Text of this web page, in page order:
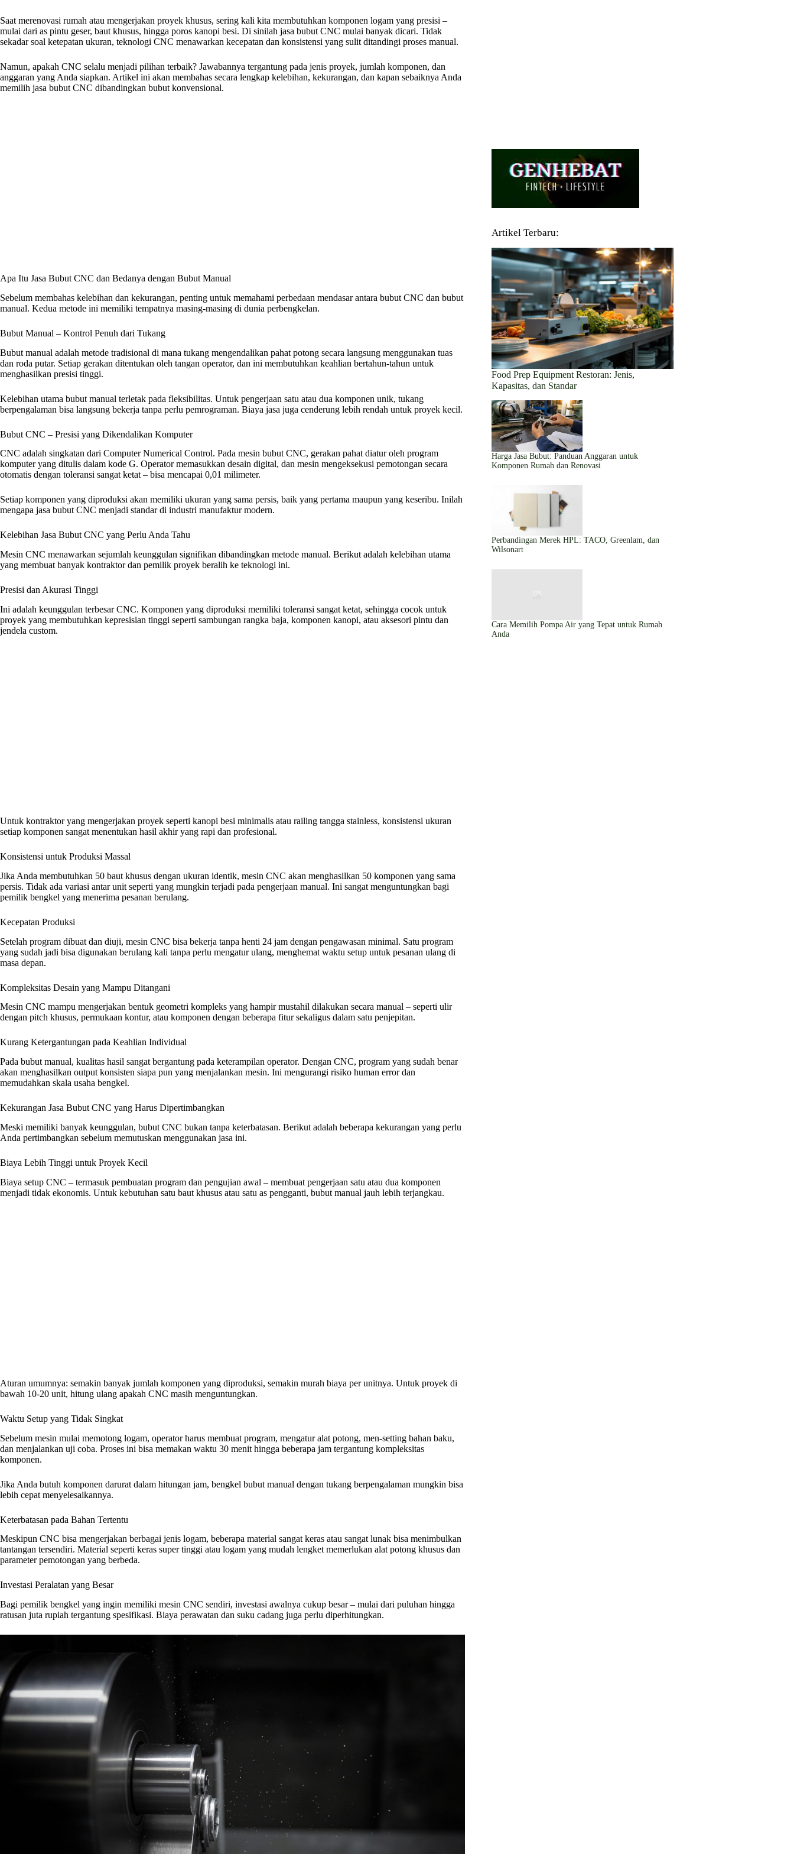
Saat merenovasi rumah atau mengerjakan proyek khusus, sering kali kita membutuhkan komponen logam yang presisi –
mulai dari as pintu geser, baut khusus, hingga poros kanopi besi. Di sinilah jasa bubut CNC mulai banyak dicari. Tidak
sekadar soal ketepatan ukuran, teknologi CNC menawarkan kecepatan dan konsistensi yang sulit ditandingi proses manual.
Namun, apakah CNC selalu menjadi pilihan terbaik? Jawabannya tergantung pada jenis proyek, jumlah komponen, dan
anggaran yang Anda siapkan. Artikel ini akan membahas secara lengkap kelebihan, kekurangan, dan kapan sebaiknya Anda
memilih jasa bubut CNC dibandingkan bubut konvensional.
Apa Itu Jasa Bubut CNC dan Bedanya dengan Bubut Manual
Sebelum membahas kelebihan dan kekurangan, penting untuk memahami perbedaan mendasar antara bubut CNC dan bubut
manual. Kedua metode ini memiliki tempatnya masing-masing di dunia perbengkelan.
Bubut Manual – Kontrol Penuh dari Tukang
Bubut manual adalah metode tradisional di mana tukang mengendalikan pahat potong secara langsung menggunakan tuas
dan roda putar. Setiap gerakan ditentukan oleh tangan operator, dan ini membutuhkan keahlian bertahun-tahun untuk
menghasilkan presisi tinggi.
Kelebihan utama bubut manual terletak pada fleksibilitas. Untuk pengerjaan satu atau dua komponen unik, tukang
berpengalaman bisa langsung bekerja tanpa perlu pemrograman. Biaya jasa juga cenderung lebih rendah untuk proyek kecil.
Bubut CNC – Presisi yang Dikendalikan Komputer
CNC adalah singkatan dari Computer Numerical Control. Pada mesin bubut CNC, gerakan pahat diatur oleh program
komputer yang ditulis dalam kode G. Operator memasukkan desain digital, dan mesin mengeksekusi pemotongan secara
otomatis dengan toleransi sangat ketat – bisa mencapai 0,01 milimeter.
Setiap komponen yang diproduksi akan memiliki ukuran yang sama persis, baik yang pertama maupun yang keseribu. Inilah
mengapa jasa bubut CNC menjadi standar di industri manufaktur modern.
Kelebihan Jasa Bubut CNC yang Perlu Anda Tahu
Mesin CNC menawarkan sejumlah keunggulan signifikan dibandingkan metode manual. Berikut adalah kelebihan utama
yang membuat banyak kontraktor dan pemilik proyek beralih ke teknologi ini.
Presisi dan Akurasi Tinggi
Ini adalah keunggulan terbesar CNC. Komponen yang diproduksi memiliki toleransi sangat ketat, sehingga cocok untuk
proyek yang membutuhkan kepresisian tinggi seperti sambungan rangka baja, komponen kanopi, atau aksesori pintu dan
jendela custom.
Untuk kontraktor yang mengerjakan proyek seperti kanopi besi minimalis atau railing tangga stainless, konsistensi ukuran
setiap komponen sangat menentukan hasil akhir yang rapi dan profesional.
Konsistensi untuk Produksi Massal
Jika Anda membutuhkan 50 baut khusus dengan ukuran identik, mesin CNC akan menghasilkan 50 komponen yang sama
persis. Tidak ada variasi antar unit seperti yang mungkin terjadi pada pengerjaan manual. Ini sangat menguntungkan bagi
pemilik bengkel yang menerima pesanan berulang.
Kecepatan Produksi
Setelah program dibuat dan diuji, mesin CNC bisa bekerja tanpa henti 24 jam dengan pengawasan minimal. Satu program
yang sudah jadi bisa digunakan berulang kali tanpa perlu mengatur ulang, menghemat waktu setup untuk pesanan ulang di
masa depan.
Kompleksitas Desain yang Mampu Ditangani
Mesin CNC mampu mengerjakan bentuk geometri kompleks yang hampir mustahil dilakukan secara manual – seperti ulir
dengan pitch khusus, permukaan kontur, atau komponen dengan beberapa fitur sekaligus dalam satu penjepitan.
Kurang Ketergantungan pada Keahlian Individual
Pada bubut manual, kualitas hasil sangat bergantung pada keterampilan operator. Dengan CNC, program yang sudah benar
akan menghasilkan output konsisten siapa pun yang menjalankan mesin. Ini mengurangi risiko human error dan
memudahkan skala usaha bengkel.
Kekurangan Jasa Bubut CNC yang Harus Dipertimbangkan
Meski memiliki banyak keunggulan, bubut CNC bukan tanpa keterbatasan. Berikut adalah beberapa kekurangan yang perlu
Anda pertimbangkan sebelum memutuskan menggunakan jasa ini.
Biaya Lebih Tinggi untuk Proyek Kecil
Biaya setup CNC – termasuk pembuatan program dan pengujian awal – membuat pengerjaan satu atau dua komponen
menjadi tidak ekonomis. Untuk kebutuhan satu baut khusus atau satu as pengganti, bubut manual jauh lebih terjangkau.
Aturan umumnya: semakin banyak jumlah komponen yang diproduksi, semakin murah biaya per unitnya. Untuk proyek di
bawah 10-20 unit, hitung ulang apakah CNC masih menguntungkan.
Waktu Setup yang Tidak Singkat
Sebelum mesin mulai memotong logam, operator harus membuat program, mengatur alat potong, men-setting bahan baku,
dan menjalankan uji coba. Proses ini bisa memakan waktu 30 menit hingga beberapa jam tergantung kompleksitas
komponen.
Jika Anda butuh komponen darurat dalam hitungan jam, bengkel bubut manual dengan tukang berpengalaman mungkin bisa
lebih cepat menyelesaikannya.
Keterbatasan pada Bahan Tertentu
Meskipun CNC bisa mengerjakan berbagai jenis logam, beberapa material sangat keras atau sangat lunak bisa menimbulkan
tantangan tersendiri. Material seperti keras super tinggi atau logam yang mudah lengket memerlukan alat potong khusus dan
parameter pemotongan yang berbeda.
Investasi Peralatan yang Besar
Bagi pemilik bengkel yang ingin memiliki mesin CNC sendiri, investasi awalnya cukup besar – mulai dari puluhan hingga
ratusan juta rupiah tergantung spesifikasi. Biaya perawatan dan suku cadang juga perlu diperhitungkan.
Artikel Terbaru:
Food Prep Equipment Restoran: Jenis,
Kapasitas, dan Standar
Harga Jasa Bubut: Panduan Anggaran untuk
Komponen Rumah dan Renovasi
Perbandingan Merek HPL: TACO, Greenlam, dan
Wilsonart
Cara Memilih Pompa Air yang Tepat untuk Rumah
Anda